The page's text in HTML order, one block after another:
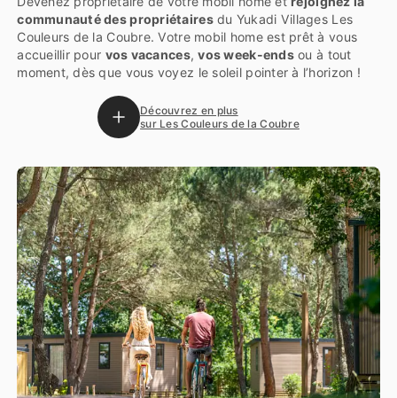
communauté des propriétairesdu Yukadi Villages Les
Couleurs de la Coubre. Votre mobil home est prêt à vous
accueillir pour vos vacances,vos week-endsou à tout
moment, dès que vous voyez le soleil pointer à l’horizon !
Découvrez en plus
sur Les Couleurs de la Coubre